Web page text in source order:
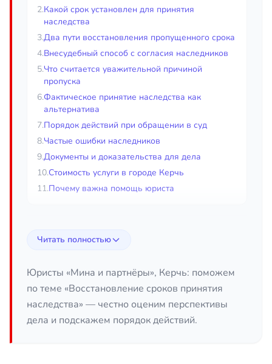
2.Какой срок установлен для принятия
наследства
3.Два пути восстановления пропущенного срока
4.Внесудебный способ с согласия наследников
5.Что считается уважительной причиной
пропуска
6.Фактическое принятие наследства как
альтернатива
7.Порядок действий при обращении в суд
8.Частые ошибки наследников
9.Документы и доказательства для дела
10.Стоимость услуги в городе Керчь
11.Почему важна помощь юриста
наследства в городе Керчь
Если вы пропустили срок принятия наследства,
это ещё не означает, что право на имущество
утрачено навсегда. Закон предусматривает
несколько способов вернуть срок и оформить
наследство, даже если со дня смерти
Читать полностью
Юристы «Мина и партнёры», Керчь: поможем
по теме «Восстановление сроков принятия
наследства» — честно оценим перспективы
дела и подскажем порядок действий.